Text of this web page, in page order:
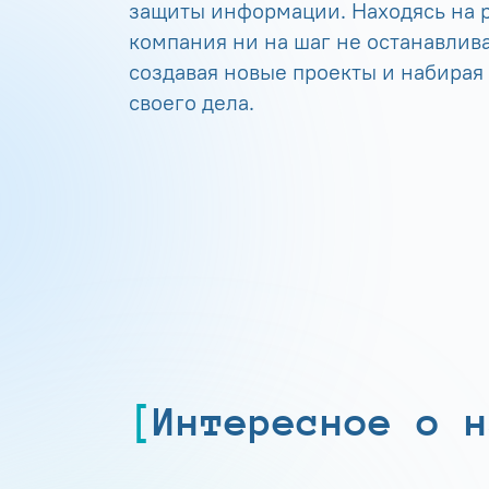
защиты информации. Находясь на
компания ни на шаг не
создавая новые проекты и
своего дела.
Интересное о